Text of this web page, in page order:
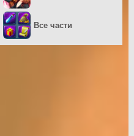
Все части